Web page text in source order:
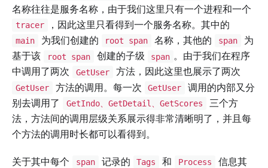
名称往往是服务名称，由于我们这里只有一个进程和一个
tracer ，因此这里只看得到一个服务名称。其中的
main 为我们创建的 root span 名称，其他的 span
为
基于该
root span 创建的子级 span 。由于我们在程序
中调用了两次
GetUser 方法，因此这里也展示了两次
GetUser 方法的调用。每一次 GetUser
调用的内部又分
别去调用了
GetIndo、GetDetail、GetScores
三个方
法，方法间的调用层级关系展示得非常清晰明了，并且每
个方法的调用时长都可以看得到。
关于其中每个 span 记录的 Tags 和 Process
信息其